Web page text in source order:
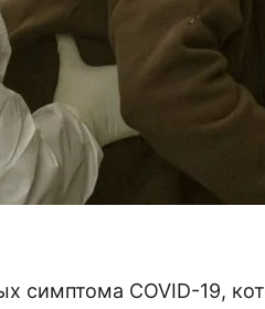
симптома COVID-19,